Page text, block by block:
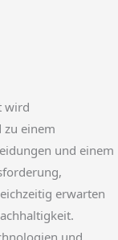
wird
zu einem
und einem
erwarten
und